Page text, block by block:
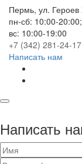
Пермь, ул.
пн-сб: 10:00-20:00;
вс: 10:00-19:00
+7 (342) 281-24-17
Написать нам
Написать